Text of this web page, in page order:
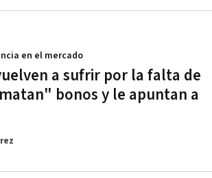
a sufrir por la falta de
bonos y le apuntan a
en el mercado